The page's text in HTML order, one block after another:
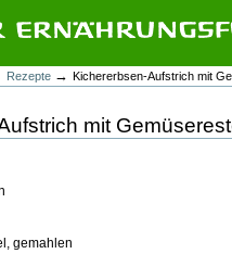
Rezepte →Kichererbsen-Aufstrich mit
mit
gemahlen